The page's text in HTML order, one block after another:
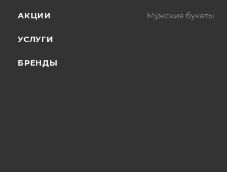
АКЦИИ
УСЛУГИ
БРЕНДЫ
Мужские букеты